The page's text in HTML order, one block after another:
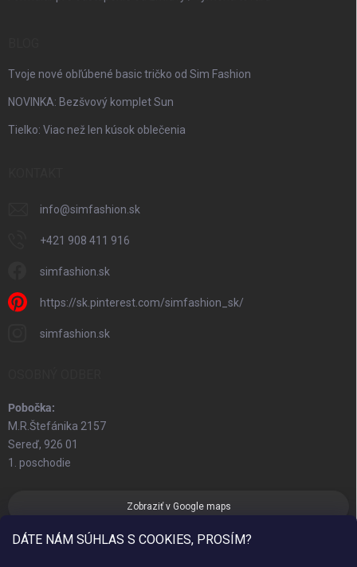
DÁTE NÁM SÚHLAS S COOKIES, PROSÍM?
Tvoje nové obľúbené basic tričko od Sim Fashion
NOVINKA: Bezšvový komplet Sun
Tielko: Viac než len kúsok oblečenia
info@simfashion.sk
+421 908 411 916
simfashion.sk
https://sk.pinterest.com/simfashion_sk/
simfashion.sk
Pobočka:
M.R.Štefánika 2157
Sereď, 926 01
1. poschodie
Zobraziť v Google maps